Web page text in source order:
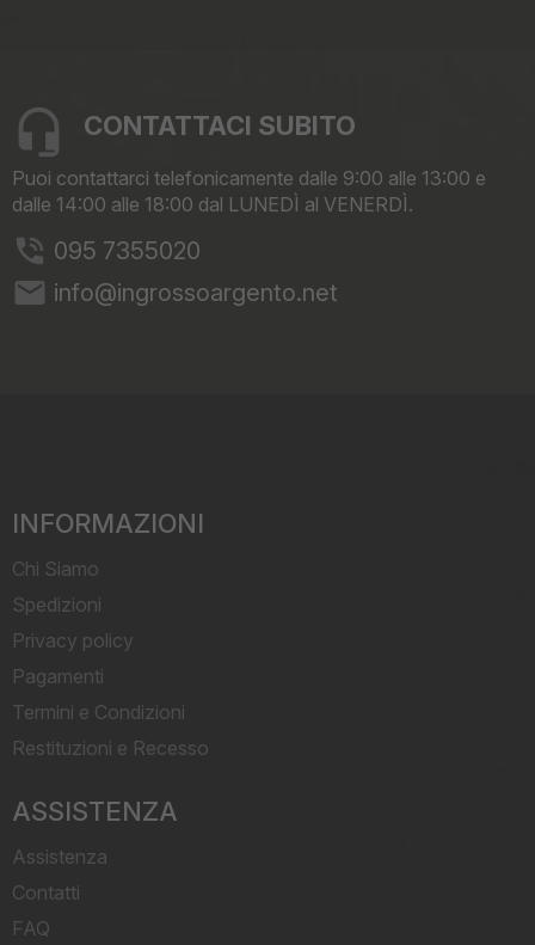
CONTATTACI SUBITO
Puoi contattarci telefonicamente dalle 9:00 alle 13:00 e
dalle 14:00 alle 18:00 dal LUNEDÌ al VENERDÌ.
095 7355020
email info@ingrossoargento.net
INFORMAZIONI
Chi Siamo
Spedizioni
Privacy policy
Pagamenti
Termini e Condizioni
Restituzioni e Recesso
ASSISTENZA
Assistenza
Contatti
FAQ